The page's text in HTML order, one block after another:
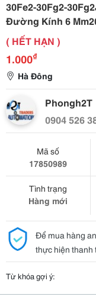
30Fe2-30Fg2-
Đường Kính 6
( HẾT HẠN )
1.000₫
Hà Đông
Phongh2T
0904 526
Mã số
17850989
Tình trạng
Hàng mới
Để mua hàng
thực hiện
Từ khóa gợi ý: